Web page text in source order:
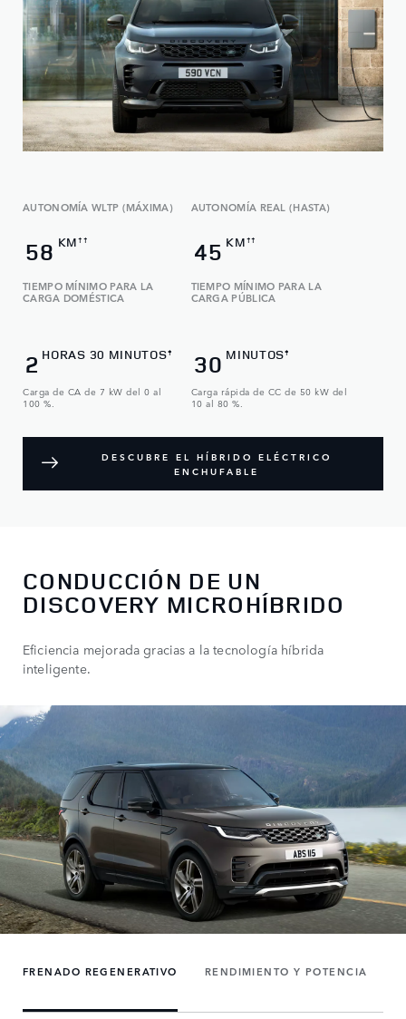
AUTONOMÍA WLTP (MÁXIMA)
58 KM††
AUTONOMÍA REAL (HASTA)
45 KM††
TIEMPO MÍNIMO PARA LA
CARGA DOMÉSTICA
2 HORAS 30 MINUTOS‡
Carga de CA de 7 kW del 0 al
100 %.
TIEMPO MÍNIMO PARA LA
CARGA PÚBLICA
30 MINUTOS‡
Carga rápida de CC de 50 kW del
10 al 80 %.
DESCUBRE EL HÍBRIDO ELÉCTRICO
ENCHUFABLE
CONDUCCIÓN DE UN
DISCOVERY MICROHÍBRIDO
Eficiencia mejorada gracias a la tecnología híbrida
inteligente.
FRENADO REGENERATIVO RENDIMIENTO Y POTENCIA